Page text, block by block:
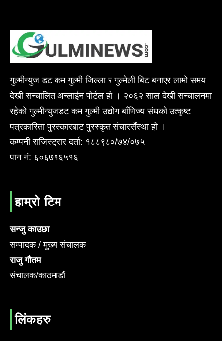
गुल्मीन्युज डट कम गुल्मी जिल्ला र गुल्मेली बिट बनाएर लामो समय
देखी सन्चालित अन्लाईन पोर्टल हो । २०६२ साल देखी सन्चालनमा
रहेको गुल्मीन्युजडट कम गुल्मी उद्योग बाँणिज्य संघको उत्कृष्ट
पत्रकारिता पुरस्कारबाट पुरस्कृत संचारसँस्था हो ।
कम्पनी राजिस्ट्रार दर्ता: १८८९८०/७४/०७५
पान नं: ६०६७१६५१६
हाम्रो टिम
सन्जु काउछा
सम्पादक / मुख्य संचालक
राजु गौतम
संचालक/काठमाडौं
लिंकहरु